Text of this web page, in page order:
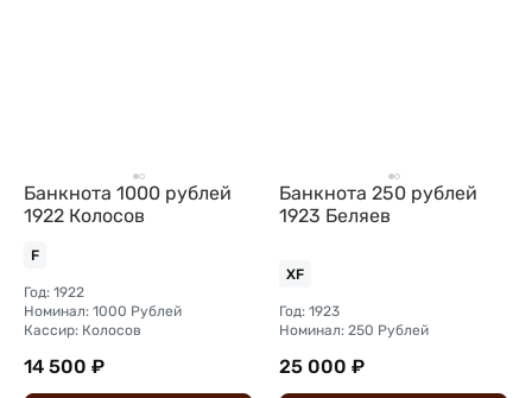
Банкнота 1000 рублей
1922 Колосов
F
Год: 1922
Номинал: 1000 Рублей
Кассир: Колосов
14 500 ₽
Банкнота 250 рублей
1923 Беляев
XF
Год: 1923
Номинал: 250 Рублей
25 000 ₽